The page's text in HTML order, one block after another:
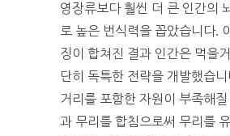
영장류보다 훨씬 더 큰 인간의
로 높은 번식력을 꼽았습니다.
징이 합쳐진 결과 인간은 먹을
단히 독특한 전략을 개발했습
거리를 포함한 자원이 부족해
과 무리를 합침으로써 무리를